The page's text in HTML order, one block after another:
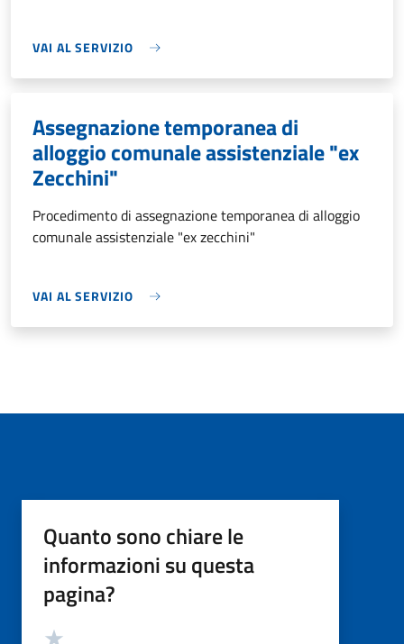
VAI AL SERVIZIO
Assegnazione temporanea di
alloggio comunale assistenziale "ex
Zecchini"
Procedimento di assegnazione temporanea di alloggio
comunale assistenziale "ex zecchini"
VAI AL SERVIZIO
Quanto sono chiare le
informazioni su questa
pagina?
Valutazione